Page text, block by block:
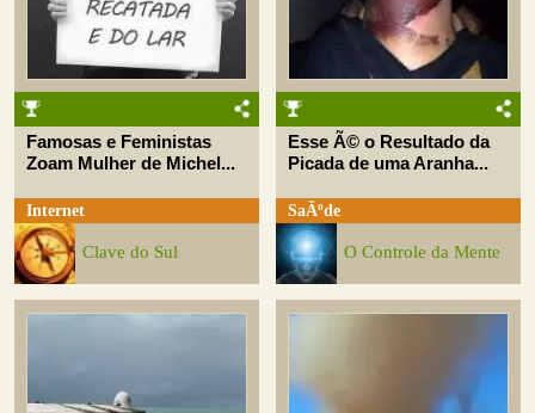
Famosas e Feministas
Zoam Mulher de Michel...
Internet
Clave do Sul
Esse Ã© o Resultado da
Picada de uma Aranha...
SaÃºde
O Controle da Mente